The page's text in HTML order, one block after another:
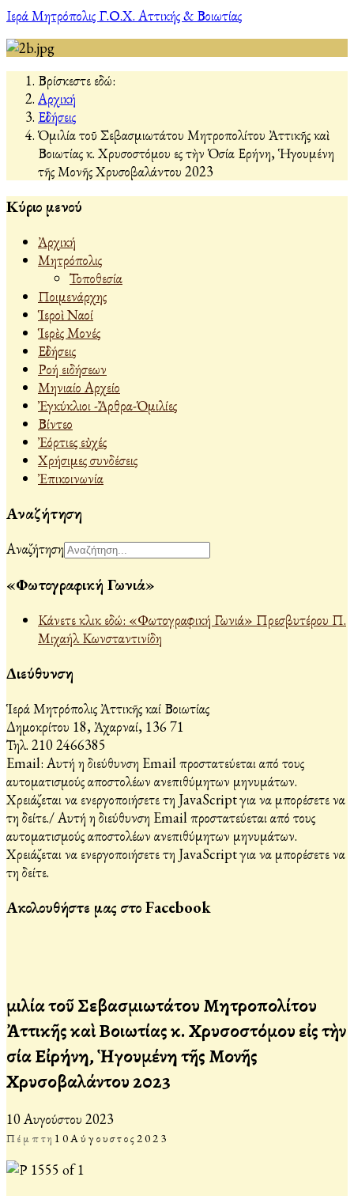
Ιερά Μητρόπολις Γ.Ο.Χ. Αττικής & Βοιωτίας
Βρίσκεστε εδώ:
Αρχική
Εἰδήσεις
Ὁμιλία τοῦ Σεβασμιωτάτου Μητροπολίτου Ἀττικῆς καὶ
Βοιωτίας κ. Χρυσοστόμου εἰς τὴν Ὁσία Εἰρήνη, Ἡγουμένη
τῆς Μονῆς Χρυσοβαλάντου 2023
Κύριο μενού
Ἀρχική
Μητρόπολις
Τοποθεσία
Ποιμενάρχης
Ἱεροὶ Ναοί
Ἱερὲς Μονές
Εἰδήσεις
Ροή ειδήσεων
Μηνιαίο Αρχείο
Ἐγκύκλιοι -Ἄρθρα-Ὁμιλίες
Βίντεο
Ἐόρτιες εὐχές
Χρήσιμες συνδέσεις
Ἐπικοινωνία
Αναζήτηση
Αναζήτηση
«Φωτογραφική Γωνιά»
Κάνετε κλικ εδώ: «Φωτογραφική Γωνιά» Πρεσβυτέρου Π.
Μιχαήλ Κωνσταντινίδη
Διεύθυνση
Ἱερά Μητρόπολις Ἀττικῆς καί Βοιωτίας
Δημοκρίτου 18, Ἀχαρναί, 136 71
Τηλ. 210 2466385
Email: Αυτή η διεύθυνση Email προστατεύεται από τους
αυτοματισμούς αποστολέων ανεπιθύμητων μηνυμάτων.
Χρειάζεται να ενεργοποιήσετε τη JavaScript για να μπορέσετε να
τη δείτε./Αυτή η διεύθυνση Email προστατεύεται από τους
αυτοματισμούς αποστολέων ανεπιθύμητων μηνυμάτων.
Χρειάζεται να ενεργοποιήσετε τη JavaScript για να μπορέσετε να
τη δείτε.
Ακολουθήστε μας στο Facebook
Ὁμιλία τοῦ Σεβασμιωτάτου Μητροπολίτου
Ἀττικῆς καὶ Βοιωτίας κ. Χρυσοστόμου εἰς τὴν
Ὁσία Εἰρήνη, Ἡγουμένη τῆς Μονῆς
Χρυσοβαλάντου 2023
10 Αυγούστου 2023
Πέμπτη 10Αύγουστος2023